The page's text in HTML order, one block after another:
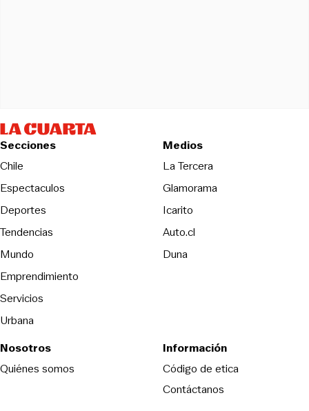
Secciones
Chile
Espectaculos
Deportes
Tendencias
Mundo
Emprendimiento
Servicios
Urbana
Medios
La TerceraOpens in new
Glamorama
Icarito
Auto.cl
DunaOpens in new window
Nosotros
Quiénes somos
Información
Código de eticaOpens in new
Contáctanos